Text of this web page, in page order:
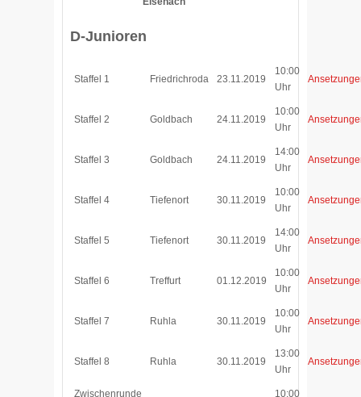
D-Junioren
Staffel 1 Friedrichroda 23.11.2019
10:00
Uhr
Staffel 2 Goldbach 24.11.2019
10:00
Uhr
Staffel 3 Goldbach 24.11.2019
14:00
Uhr
Staffel 4 Tiefenort 30.11.2019
10:00
Uhr
Staffel 5 Tiefenort 30.11.2019
14:00
Uhr
Staffel 6 Treffurt 01.12.2019
10:00
Uhr
Staffel 7 Ruhla 30.11.2019
10:00
Uhr
Staffel 8 Ruhla 30.11.2019
13:00
Uhr
Zwischenrunde 10:00